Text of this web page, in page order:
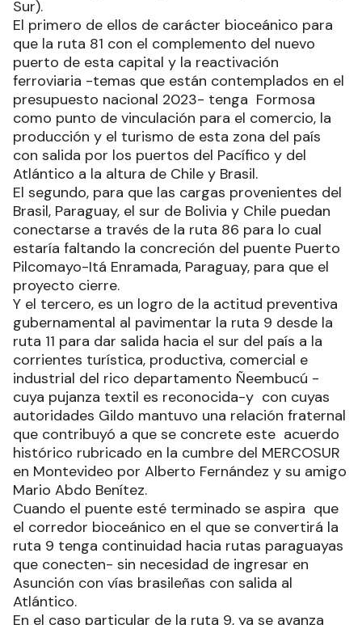
La planificación formoseña consideraba esencial
para dejar atrás su aislamiento la construcción
de tres corredores Este-Oeste a partir de la
pavimentación total de la ruta 81( Eje Centro); de
la ruta 86 (Eje Norte) y de la ruta provincial 9 (Eje
Sur).
El primero de ellos de carácter bioceánico para
que la ruta 81 con el complemento del nuevo
puerto de esta capital y la reactivación
ferroviaria -temas que están contemplados en el
presupuesto nacional 2023- tenga Formosa
como punto de vinculación para el comercio, la
producción y el turismo de esta zona del país
con salida por los puertos del Pacífico y del
Atlántico a la altura de Chile y Brasil.
El segundo, para que las cargas provenientes del
Brasil, Paraguay, el sur de Bolivia y Chile puedan
conectarse a través de la ruta 86 para lo cual
estaría faltando la concreción del puente Puerto
Pilcomayo-Itá Enramada, Paraguay, para que el
proyecto cierre.
Y el tercero, es un logro de la actitud preventiva
gubernamental al pavimentar la ruta 9 desde la
ruta 11 para dar salida hacia el sur del país a la
corrientes turística, productiva, comercial e
industrial del rico departamento Ñeembucú -
cuya pujanza textil es reconocida-y con cuyas
autoridades Gildo mantuvo una relación fraternal
que contribuyó a que se concrete este acuerdo
histórico rubricado en la cumbre del MERCOSUR
en Montevideo por Alberto Fernández y su amigo
Mario Abdo Benítez.
Cuando el puente esté terminado se aspira que